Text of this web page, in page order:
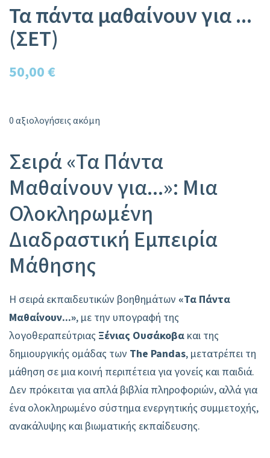
Τα πάντα μαθαίνουν για ...
(ΣΕΤ)
50,00 €
0 αξιολογήσεις ακόμη
Σειρά «Τα Πάντα
Μαθαίνουν για...»: Μια
Ολοκληρωμένη
Διαδραστική Εμπειρία
Μάθησης
Η σειρά εκπαιδευτικών βοηθημάτων «Τα Πάντα
Μαθαίνουν...», με την υπογραφή της
λογοθεραπεύτριας Ξένιας Ουσάκοβα και της
δημιουργικής ομάδας των The Pandas, μετατρέπει τη
μάθηση σε μια κοινή περιπέτεια για γονείς και παιδιά.
Δεν πρόκειται για απλά βιβλία πληροφοριών, αλλά για
ένα ολοκληρωμένο σύστημα ενεργητικής συμμετοχής,
ανακάλυψης και βιωματικής εκπαίδευσης.